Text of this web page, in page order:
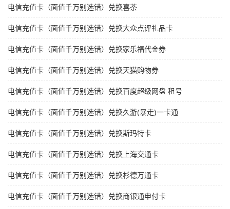
电信充值卡（面值千万别选错）兑换喜茶
电信充值卡（面值千万别选错）兑换大众点评礼品卡
电信充值卡（面值千万别选错）兑换家乐福代金券
电信充值卡（面值千万别选错）兑换天猫购物券
电信充值卡（面值千万别选错）兑换百度超级网盘 租号
电信充值卡（面值千万别选错）兑换久游(暴走)一卡通
电信充值卡（面值千万别选错）兑换斯玛特卡
电信充值卡（面值千万别选错）兑换上海交通卡
电信充值卡（面值千万别选错）兑换杉德万通卡
电信充值卡（面值千万别选错）兑换商银通申付卡